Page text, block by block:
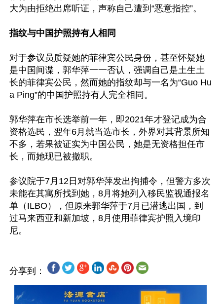
大为由拒绝出席听证，声称自己遭到“恶意指控”。
指纹与中国护照持有人相同
对于参议员质疑她的菲律宾公民身份，甚至怀疑她
是中国间谍，郭华萍一一否认，强调自己是土生土
长的菲律宾公民，然而她的指纹却与一名为“Guo Hu
a Ping”的中国护照持有人完全相同。
郭华萍在市长选举前一年，即2021年才登记成为合
资格选民，翌年6月就当选市长，外界对其背景所知
不多，若果被证实为中国公民，她是无资格担任市
长，而她现已被撤职。
参议院于7月12日对郭华萍发出拘捕令，但警方多次
未能在其寓所找到她，8月将她列入移民监视通报名
单（ILBO），但原来郭华萍于7月已潜逃出国，到
过马来西亚和新加坡，8月使用菲律宾护照入境印
分享到：